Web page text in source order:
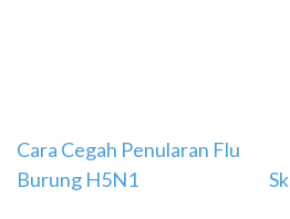
Navigasi
pos
Cara Cegah Penularan Flu
Burung H5N1